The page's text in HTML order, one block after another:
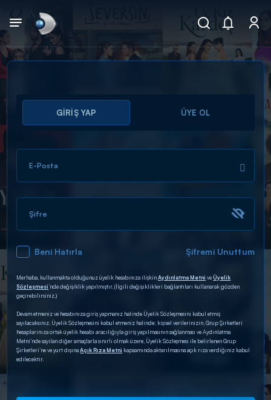
Arama
ARAMA SONUÇLARI
DİĞER SONUÇLAR
GİRİŞ YAP ÜYE OL
E-Posta
Şifre
Beni Hatırla Şifremi Unuttum
Merhaba, kullanmakta olduğunuz üyelik hesabınıza ilişkinAydınlatma Metni veÜyelik
Sözleşmesi’nde değişiklik yapılmıştır. (İlgili değişiklikleri bağlantıları kullanarak gözden
geçirebilirsiniz.)
Devam etmeniz ve hesabınıza giriş yapmanız halinde Üyelik Sözleşmesini kabul etmiş
sayılacaksınız. Üyelik Sözleşmesini kabul etmeniz halinde; kişisel verilerinizin, Grup Şirketleri
hesaplarınıza ortak üyelik hesabı aracılığıyla giriş yapılmasının sağlanması ve Aydınlatma
Metni’nde sayılan diğer amaçlarla sınırlı olmak üzere, Üyelik Sözleşmesi ile belirlenen Grup
Şirketleri’ne ve yurt dışınaAçık Rıza Metni kapsamında aktarılmasına açık rıza verdiğiniz kabul
edilecektir.